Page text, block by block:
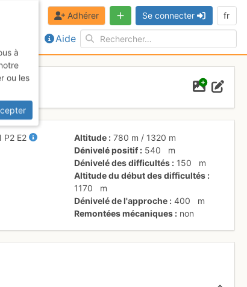
Aide
Adhérer Se connecter fr
P2 E2 Altitude 780 m / 1320 m
Dénivelé positif
540
m
Dénivelé des difficultés
150
m
Altitude du début des difficultés
1170
m
Dénivelé de l'approche
400
m
Remontées mécaniques
non
à
ou les